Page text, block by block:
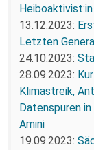
Heiboaktivist:in
13.12.2023:
Letzten
24.10.2023:
28.09.2023:
Klimastreik,
Datenspuren
Amini
19.09.2023: